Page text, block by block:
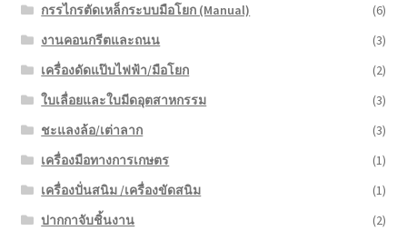
กรรไกรตัดเหล็กระบบมือโยก (Manual)
(6)
งานคอนกรีตและถนน
(3)
เครื่องดัดแป๊บไฟฟ้า/มือโยก
(2)
ใบเลื่อยและใบมีดอุตสาหกรรม
(3)
ชะแลงล้อ/เต่าลาก
(3)
เครื่องมือทางการเกษตร
(1)
เครื่องปั่นสนิม /เครื่องขัดสนิม
(1)
ปากกาจับชิ้นงาน
(2)